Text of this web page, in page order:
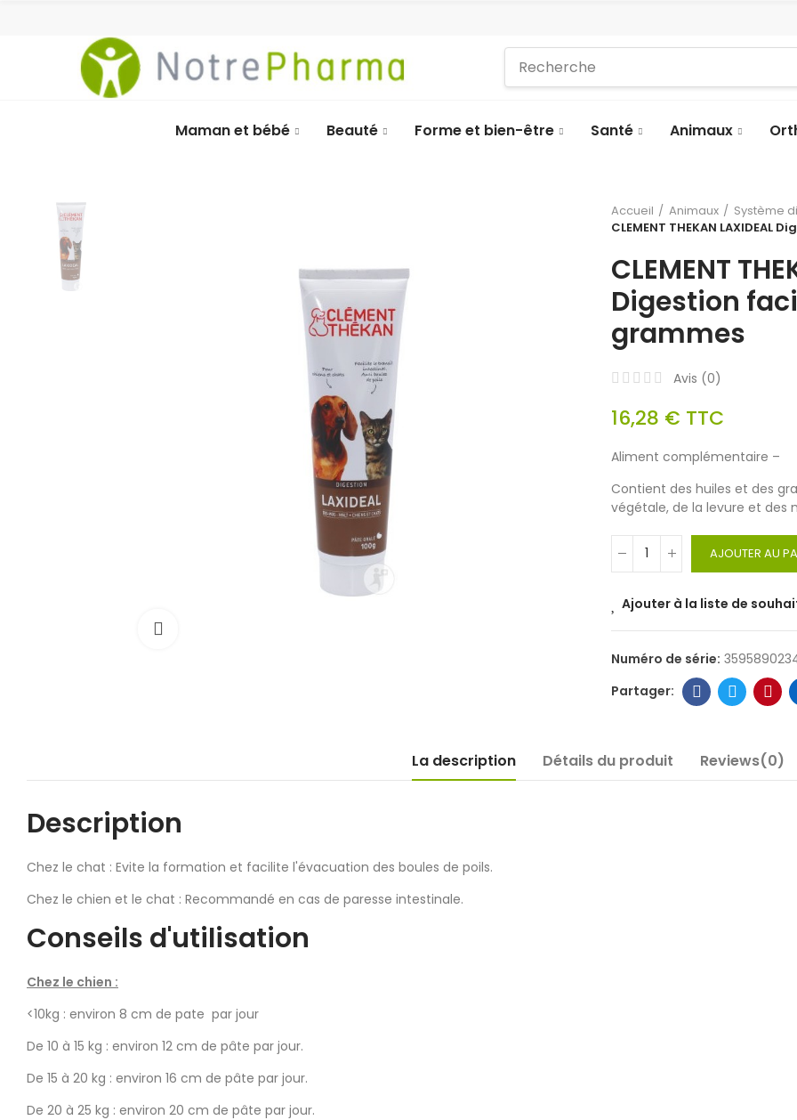
Maman et bébé Beauté Forme et bien-être Santé Animaux
Accueil Animaux
Système
CLEMENT THEKAN
CLEMENT
Digestion
grammes
Avis (0)
16,28 € TTC
Aliment complémentaire –
Contient des huiles et des
végétale, de la levure et des
AJOUTER AU
Ajouter à la liste de
Numéro de série:
La description Détails du produit Reviews(0)
Description
Chez le chat : Evite la formation et facilite l'évacuation des boules de poils.
Chez le chien et le chat : Recommandé en cas de paresse intestinale.
Conseils d'utilisation
Chez le chien :
<10kg : environ 8 cm de pate par jour
De 10 à 15 kg : environ 12 cm de pâte par jour.
De 15 à 20 kg : environ 16 cm de pâte par jour.
De 20 à 25 kg : environ 20 cm de pâte par jour.